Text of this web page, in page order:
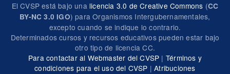
El CVSP está bajo una licencia 3.0 de Creative Commons (CC
BY-NC 3.0 IGO) para Organismos Intergubernamentales,
excepto cuando se indique lo contrario.
Determinados cursos y recursos educativos pueden estar bajo
otro tipo de licencia CC.
Para contactar al Webmaster del CVSP | Términos y
condiciones para el uso del CVSP |Atribuciones